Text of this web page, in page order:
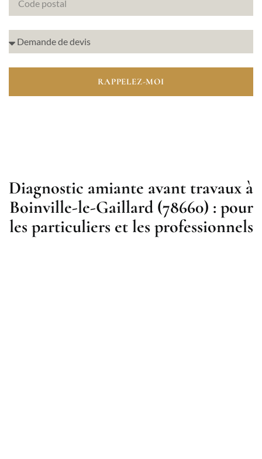
RAPPELEZ-MOI
Diagnostic amiante avant travaux à
Boinville-le-Gaillard (78660) : pour
les particuliers et les professionnels